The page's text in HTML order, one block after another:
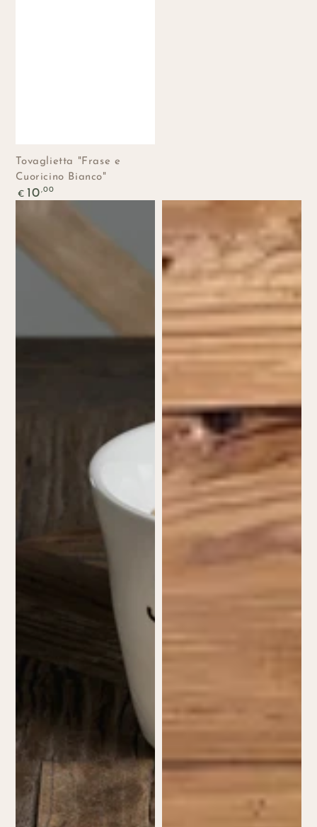
Tovaglietta "Frase e
Cuoricino Bianco"
Prezzo
regolare
€ 10 ,00